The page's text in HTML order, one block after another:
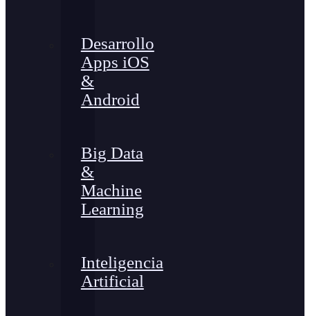
Desarrollo
Apps iOS
&
Android
Big Data
&
Machine
Learning
Inteligencia
Artificial